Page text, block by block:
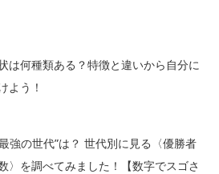
は何種類ある？特徴と違いから自分に
よう！
強の世代”は？ 世代別に見る〈優勝者
〉を調べてみました！【数字でスゴさ